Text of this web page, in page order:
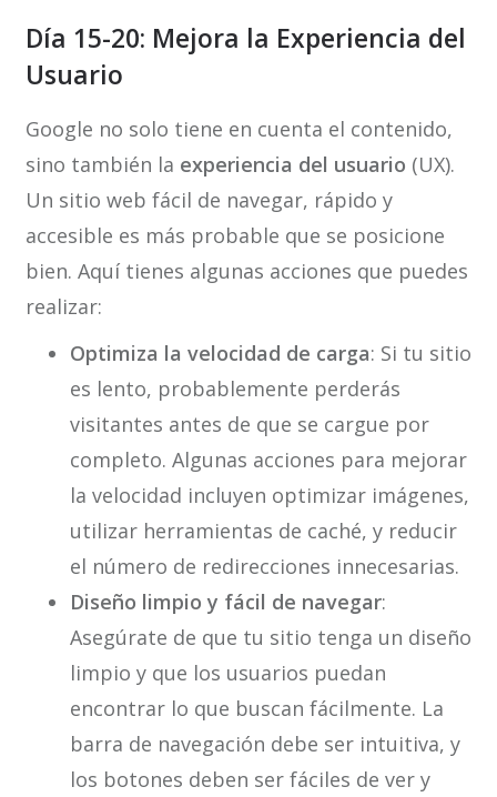
Día 15-20: Mejora la Experiencia del
Usuario
Google no solo tiene en cuenta el contenido,
sino también la experiencia del usuario (UX).
Un sitio web fácil de navegar, rápido y
accesible es más probable que se posicione
bien. Aquí tienes algunas acciones que puedes
realizar:
Optimiza la velocidad de carga: Si tu sitio
es lento, probablemente perderás
visitantes antes de que se cargue por
completo. Algunas acciones para mejorar
la velocidad incluyen optimizar imágenes,
utilizar herramientas de caché, y reducir
el número de redirecciones innecesarias.
Diseño limpio y fácil de navegar:
Asegúrate de que tu sitio tenga un diseño
limpio y que los usuarios puedan
encontrar lo que buscan fácilmente. La
barra de navegación debe ser intuitiva, y
los botones deben ser fáciles de ver y